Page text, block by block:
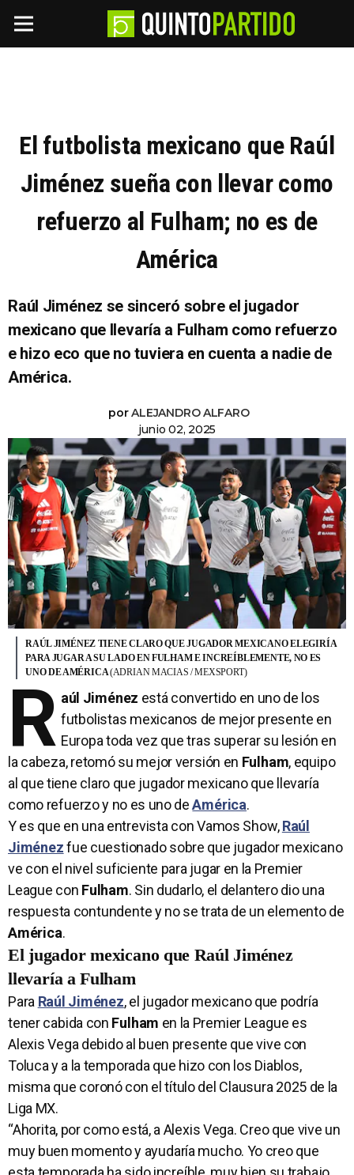
El futbolista mexicano que Raúl
Jiménez sueña con llevar como
refuerzo al Fulham; no es de
América
Raúl Jiménez se sinceró sobre el jugador
mexicano que llevaría a Fulham como refuerzo
e hizo eco que no tuviera en cuenta a nadie de
América.
porALEJANDRO ALFARO
junio 02, 2025
RAÚL JIMÉNEZ TIENE CLARO QUE JUGADOR MEXICANO ELEGIRÍA
PARA JUGAR A SU LADO EN FULHAM E INCREÍBLEMENTE, NO ES
UNO DE AMÉRICA(ADRIAN MACIAS / MEXSPORT)
R aúl Jiménez está convertido en uno de los
futbolistas mexicanos de mejor presente en
Europa toda vez que tras superar su lesión en
la cabeza, retomó su mejor versión en Fulham, equipo
al que tiene claro que jugador mexicano que llevaría
como refuerzo y no es uno deAmérica.
Y es que en una entrevista con Vamos Show,Raúl
Jiménezfue cuestionado sobre que jugador mexicano
ve con el nivel suficiente para jugar en la Premier
League con Fulham. Sin dudarlo, el delantero dio una
respuesta contundente y no se trata de un elemento de
América.
El jugador mexicano que Raúl Jiménez
llevaría a Fulham
Para Raúl Jiménez, el jugador mexicano que podría
tener cabida con Fulham en la Premier League es
Alexis Vega debido al buen presente que vive con
Toluca y a la temporada que hizo con los Diablos,
misma que coronó con el título del Clausura 2025 de la
Liga MX.
“Ahorita, por como está, a Alexis Vega. Creo que vive un
muy buen momento y ayudaría mucho. Yo creo que